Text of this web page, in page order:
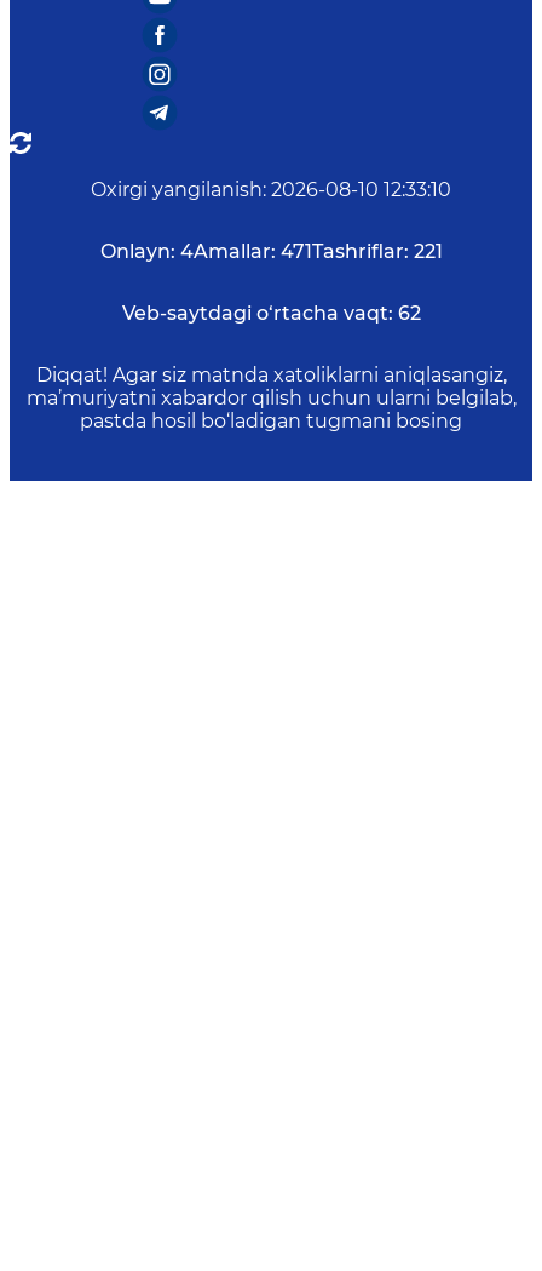
Oxirgi yangilanish: 2026-08-10 12:33:10
Onlayn: 4Amallar: 471Tashriflar: 221
Veb-saytdagi o‘rtacha vaqt: 62
Diqqat! Agar siz matnda xatoliklarni aniqlasangiz,
ma’muriyatni xabardor qilish uchun ularni belgilab,
pastda hosil bo‘ladigan tugmani bosing